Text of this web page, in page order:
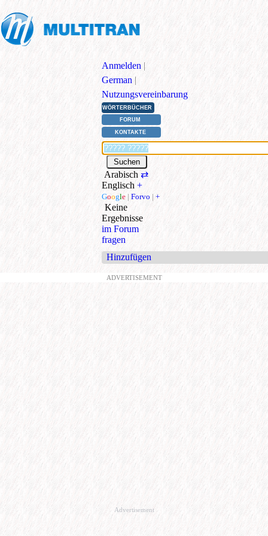
Anmelden |
German |
Nutzungsvereinbarung
WÖRTERBÜCHER
FORUM
KONTAKTE
Arabisch ⇄
Englisch +
Google | Forvo | +
Keine
Ergebnisse
im Forum
fragen
Hinzufügen
ADVERTISEMENT
Advertisement